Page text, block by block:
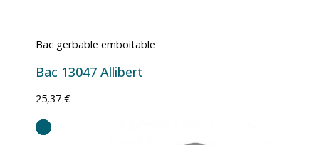
Bac gerbable emboitable
Bac 13047 Allibert
25,37 €